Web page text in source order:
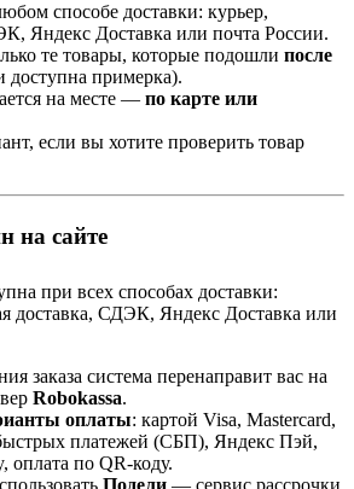
способе доставки: курьер,
Яндекс Доставка или почта России.
те товары, которые подошли после
доступна примерка).
на месте — по карте или
если вы хотите проверить товар
на сайте
при всех способах доставки:
доставка, СДЭК, Яндекс Доставка или
заказа система перенаправит вас на
Robokassa.
оплаты: картой Visa, Mastercard,
платежей (СБП), Яндекс Пэй,
оплата по QR-коду.
Подели — сервис рассрочки